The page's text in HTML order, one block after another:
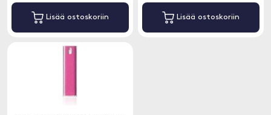
Lisää ostoskoriin Lisää ostoskoriin